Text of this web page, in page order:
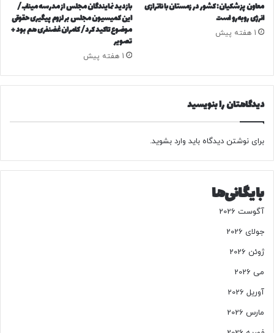
ر
و
ر
؟
ت
ر
و
معاون پزشکیان: کشور در زمستان با ناترازی
انرژی روبه‌رو است
1 هفته پیش
بازدید نمایندگان مجلس از مدرسه میناب/
این کمیسیون مجلس بر لزوم پیگیری حقوقی
موضوع تاکید کرد/ کامران غضنفری هم بود +
تصویر
1 هفته پیش
دیدگاهتان را بنویسید
برای نوشتن دیدگاه باید وارد بشوید.
بایگانی‌ها
آگوست 2026
جولای 2026
ژوئن 2026
می 2026
آوریل 2026
مارس 2026